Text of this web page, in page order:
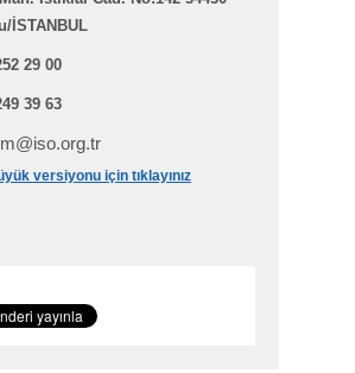
İSTANBUL
29 00
39 63
versiyonu için tıklayınız